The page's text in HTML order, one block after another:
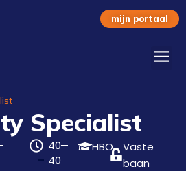
mijn portaal
Specialist
40
40
HBO
Vaste
baan